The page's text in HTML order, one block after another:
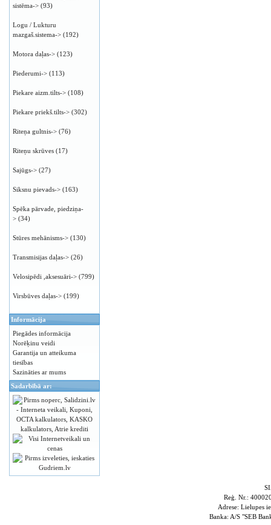
sistēma-> (93)
Logu / Lukturu
mazgaš.sistema-> (192)
Motora daļas-> (123)
Piederumi-> (113)
Piekare aizm.tilts-> (108)
Piekare priekš.tilts-> (302)
Riteņa gultnis-> (76)
Riteņu skrūves (17)
Sajūgs-> (27)
Siksnu pievads-> (163)
Spēka pārvade, piedziņa-
> (34)
Stūres mehānisms-> (130)
Transmisijas daļas-> (26)
Velosipēdi ,aksesuāri-> (799)
Virsbūves daļas-> (199)
Informācija
Piegādes informācija
Norēķinu veidi
Garantija un atteikuma
tiesības
Sazināties ar mums
Sadarbībā ar:
Reģ. Nr.:
Adrese: Lielupes
Banka: A/S "SEB